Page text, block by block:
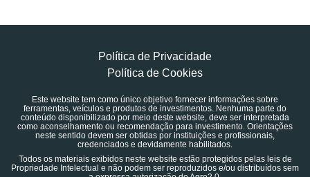
Política de Privacidade
Política de Cookies
Este website tem como único objetivo fornecer informações sobre
ferramentas, veículos e produtos de investimentos. Nenhuma parte do
conteúdo disponibilizado por meio deste website, deve ser interpretada
como aconselhamento ou recomendação para investimento. Orientações
neste sentido devem ser obtidas por instituições e profissionais,
credenciados e devidamente habilitados.
Todos os materiais exibidos neste website estão protegidos pelas leis de
Propriedade Intelectual e não podem ser reproduzidos e/ou distribuídos sem